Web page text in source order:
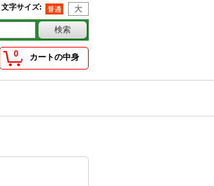
文字サイズ:
0 カートの中身